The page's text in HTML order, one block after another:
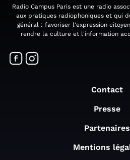
Radio Campus Paris est une radio
aux pratiques radiophoniques et qui
général : favoriser l'expression
rendre la culture et l'information
Contact
Presse
Partenaires
Mentions